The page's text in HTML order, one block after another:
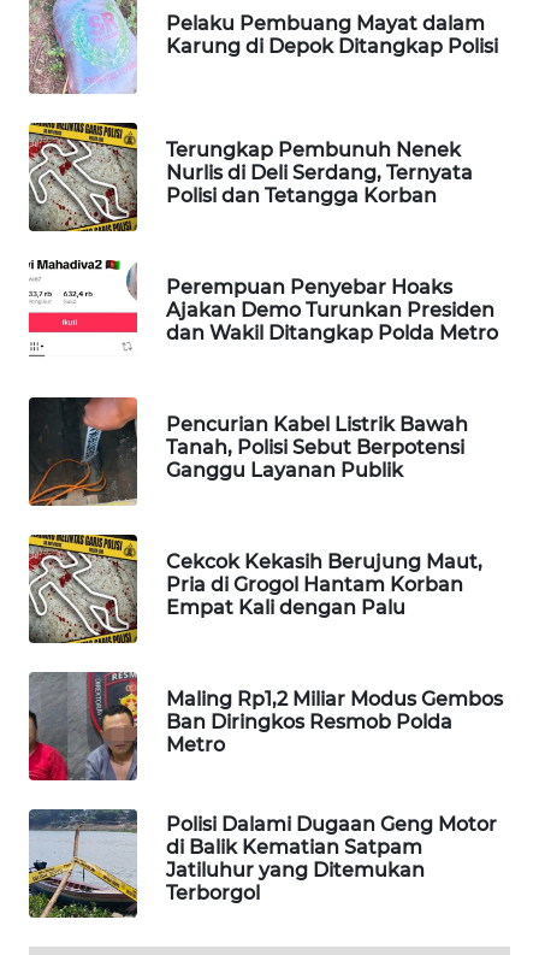
Pelaku Pembuang Mayat dalam
Karung di Depok Ditangkap Polisi
Terungkap Pembunuh Nenek
Nurlis di Deli Serdang, Ternyata
Polisi dan Tetangga Korban
Perempuan Penyebar Hoaks
Ajakan Demo Turunkan Presiden
dan Wakil Ditangkap Polda Metro
Pencurian Kabel Listrik Bawah
Tanah, Polisi Sebut Berpotensi
Ganggu Layanan Publik
Cekcok Kekasih Berujung Maut,
Pria di Grogol Hantam Korban
Empat Kali dengan Palu
Maling Rp1,2 Miliar Modus Gembos
Ban Diringkos Resmob Polda
Metro
Polisi Dalami Dugaan Geng Motor
di Balik Kematian Satpam
Jatiluhur yang Ditemukan
Terborgol
LISTRIK
WAHANA
TRAVEL
WAHANA
TV
WAHANANEWS
WAHANANEWS
NET
SPORT
WAHANA
UMKM
WAHANA
SELEB
PERSONA
WAHANA
OTOMOTIF